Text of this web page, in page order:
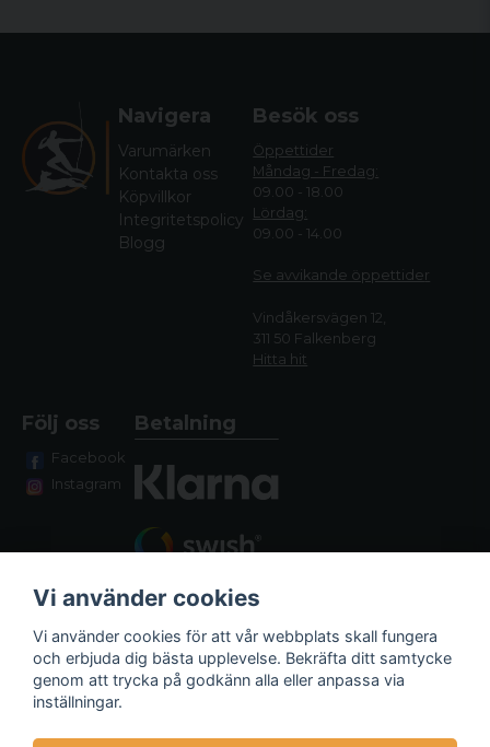
slagstiftsstatus.
Navigera
Varumärken
Kontakta oss
Köpvillkor
Integritetspolicy
Blogg
Besök oss
Öppettider
Måndag - Fredag:
09.00 - 18.00
Lördag:
09.00 - 14.00
Se avvikande öppettider
Vindåkersvägen 12,
311 50 Falkenberg
Hitta hit
Följ oss
Facebook
Instagram
Betalning
Fraktalternativ
Vi använder cookies
Vi använder cookies för att vår webbplats skall fungera
och erbjuda dig bästa upplevelse. Bekräfta ditt samtycke
genom att trycka på godkänn alla eller anpassa via
inställningar.